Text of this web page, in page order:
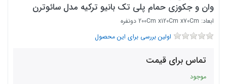
وان و جکوزی حمام پلی تک بانیو ترکیه مدل سائوترن
ابعاد: 200Cm x120Cm x70Cm دونفره
اولین بررسی برای این محصول
تماس برای قیمت
موجود